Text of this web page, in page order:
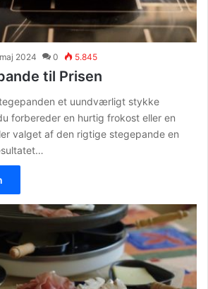
2024 0 5.845
til Prisen
et uundværligt stykke
forbereder en hurtig frokost eller en
valget af den rigtige stegepande en